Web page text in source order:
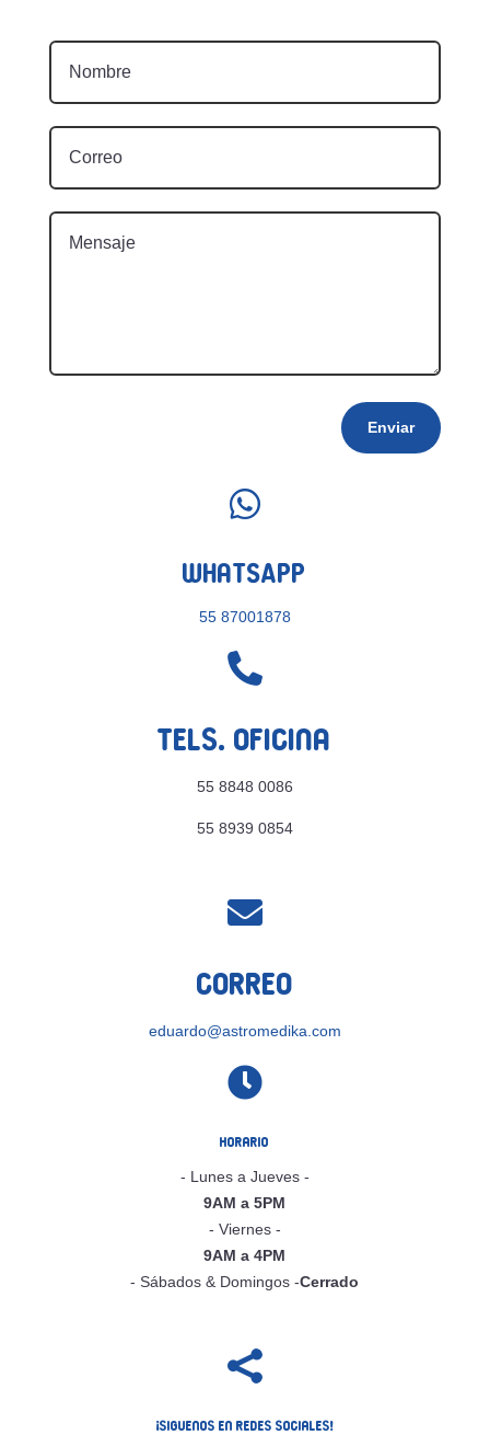
Enviar

WhatsApp
55 87001878

Tels. Oficina
55 8848 0086
55 8939 0854

Correo
eduardo@astromedika.com

Horario
- Lunes a Jueves -
9AM a 5PM
- Viernes -
9AM a 4PM
- Sábados & Domingos -Cerrado

¡Siguenos en Redes Sociales!